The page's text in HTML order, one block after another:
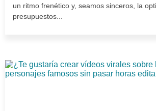
un ritmo frenético y, seamos sinceros, la
presupuestos...